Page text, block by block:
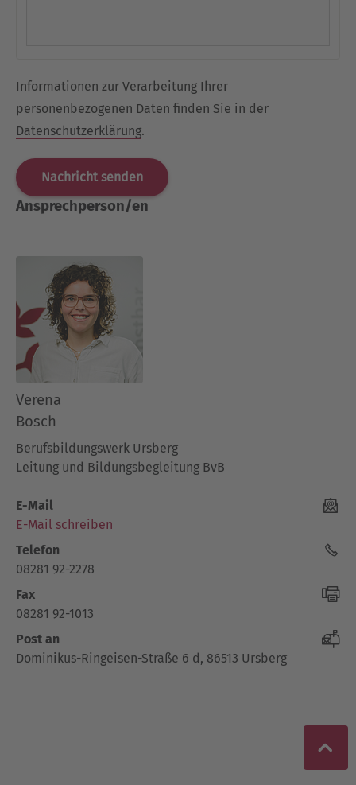
Informationen zur Verarbeitung Ihrer
personenbezogenen Daten finden Sie in der
Datenschutzerklärung.
Ansprechperson/en
Verena
Bosch
Berufsbildungswerk Ursberg
Leitung und Bildungsbegleitung BvB
E-Mail
E-Mail schreiben
Telefon
08281 92-2278
Fax
08281 92-1013
Post an
Dominikus-Ringeisen-Straße 6 d, 86513 Ursberg